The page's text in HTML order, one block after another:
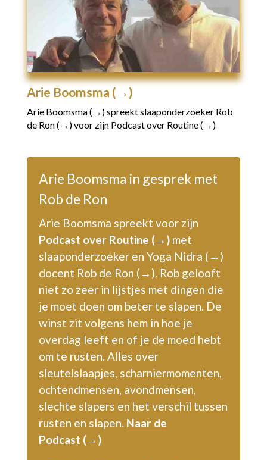
Arie Boomsma (→)
Arie Boomsma (→)spreekt slaaponderzoeker Rob
de Ron (→)voor zijn Podcast over Routine (→)
Arie Boomsma in gesprek met
Rob de Ron
Arie Boomsma spreekt voor zijn
Podcast over Routine (→) met
slaaponderzoeker en Yoga Nidra (→)
docent Rob de Ron (→). Rob gelooft
niet zo zeer in lijstjes met dingen die
je moet doen om beter te slapen. De
winst zit volgens hem in hoe je
overdag leeft en of je de moed hebt
om te rusten. Alles over
sleutelslaapjes, scharniermomenten,
ochtendmensen, avondmensen,
slechte slapers en het verschil tussen
rusten en slapen. Naar de
Podcast (→)